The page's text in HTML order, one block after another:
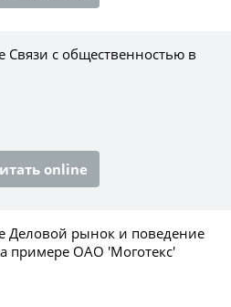
Связи с общественностью в
online
Деловой рынок и поведение
примере ОАО 'Моготекс'